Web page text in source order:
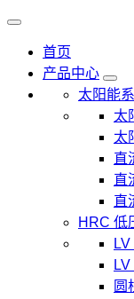
首页
产品中心
太阳能
太
太
直
直
直
HRC 低
圆